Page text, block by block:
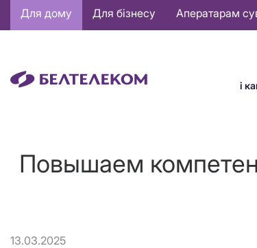
Основная
навигация
Для дому Для бізнесу Аператарам
і
Повышаем
13.03.2025